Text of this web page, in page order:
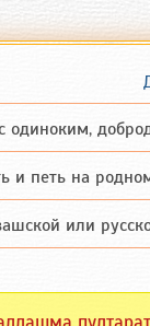
петь на родном
или русской